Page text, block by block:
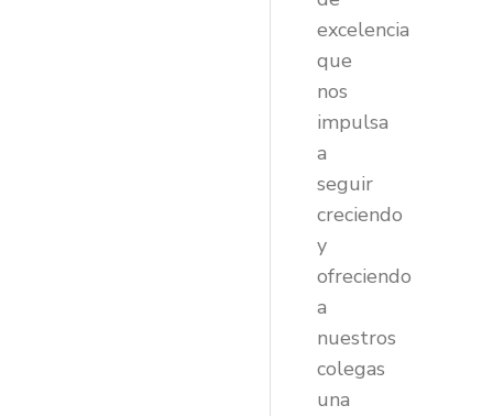
excelencia
que
nos
impulsa
a
seguir
creciendo
y
ofreciendo
a
nuestros
colegas
una